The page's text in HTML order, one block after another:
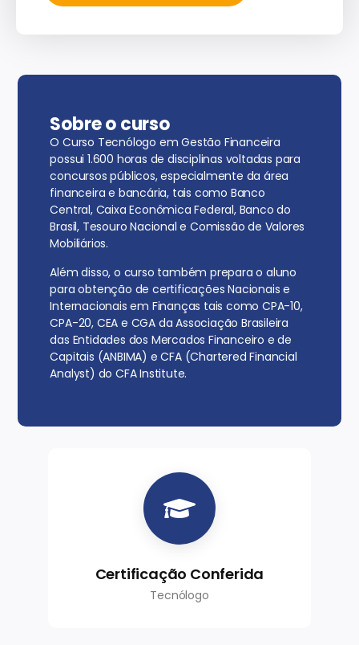
Sobre o curso
O Curso Tecnólogo em Gestão Financeira
possui 1.600 horas de disciplinas voltadas para
concursos públicos, especialmente da área
financeira e bancária, tais como Banco
Central, Caixa Econômica Federal, Banco do
Brasil, Tesouro Nacional e Comissão de Valores
Mobiliários.
Além disso, o curso também prepara o aluno
para obtenção de certificações Nacionais e
Internacionais em Finanças tais como CPA-10,
CPA-20, CEA e CGA da Associação Brasileira
das Entidades dos Mercados Financeiro e de
Capitais (ANBIMA) e CFA (Chartered Financial
Analyst) do CFA Institute.
Certificação Conferida
Tecnólogo